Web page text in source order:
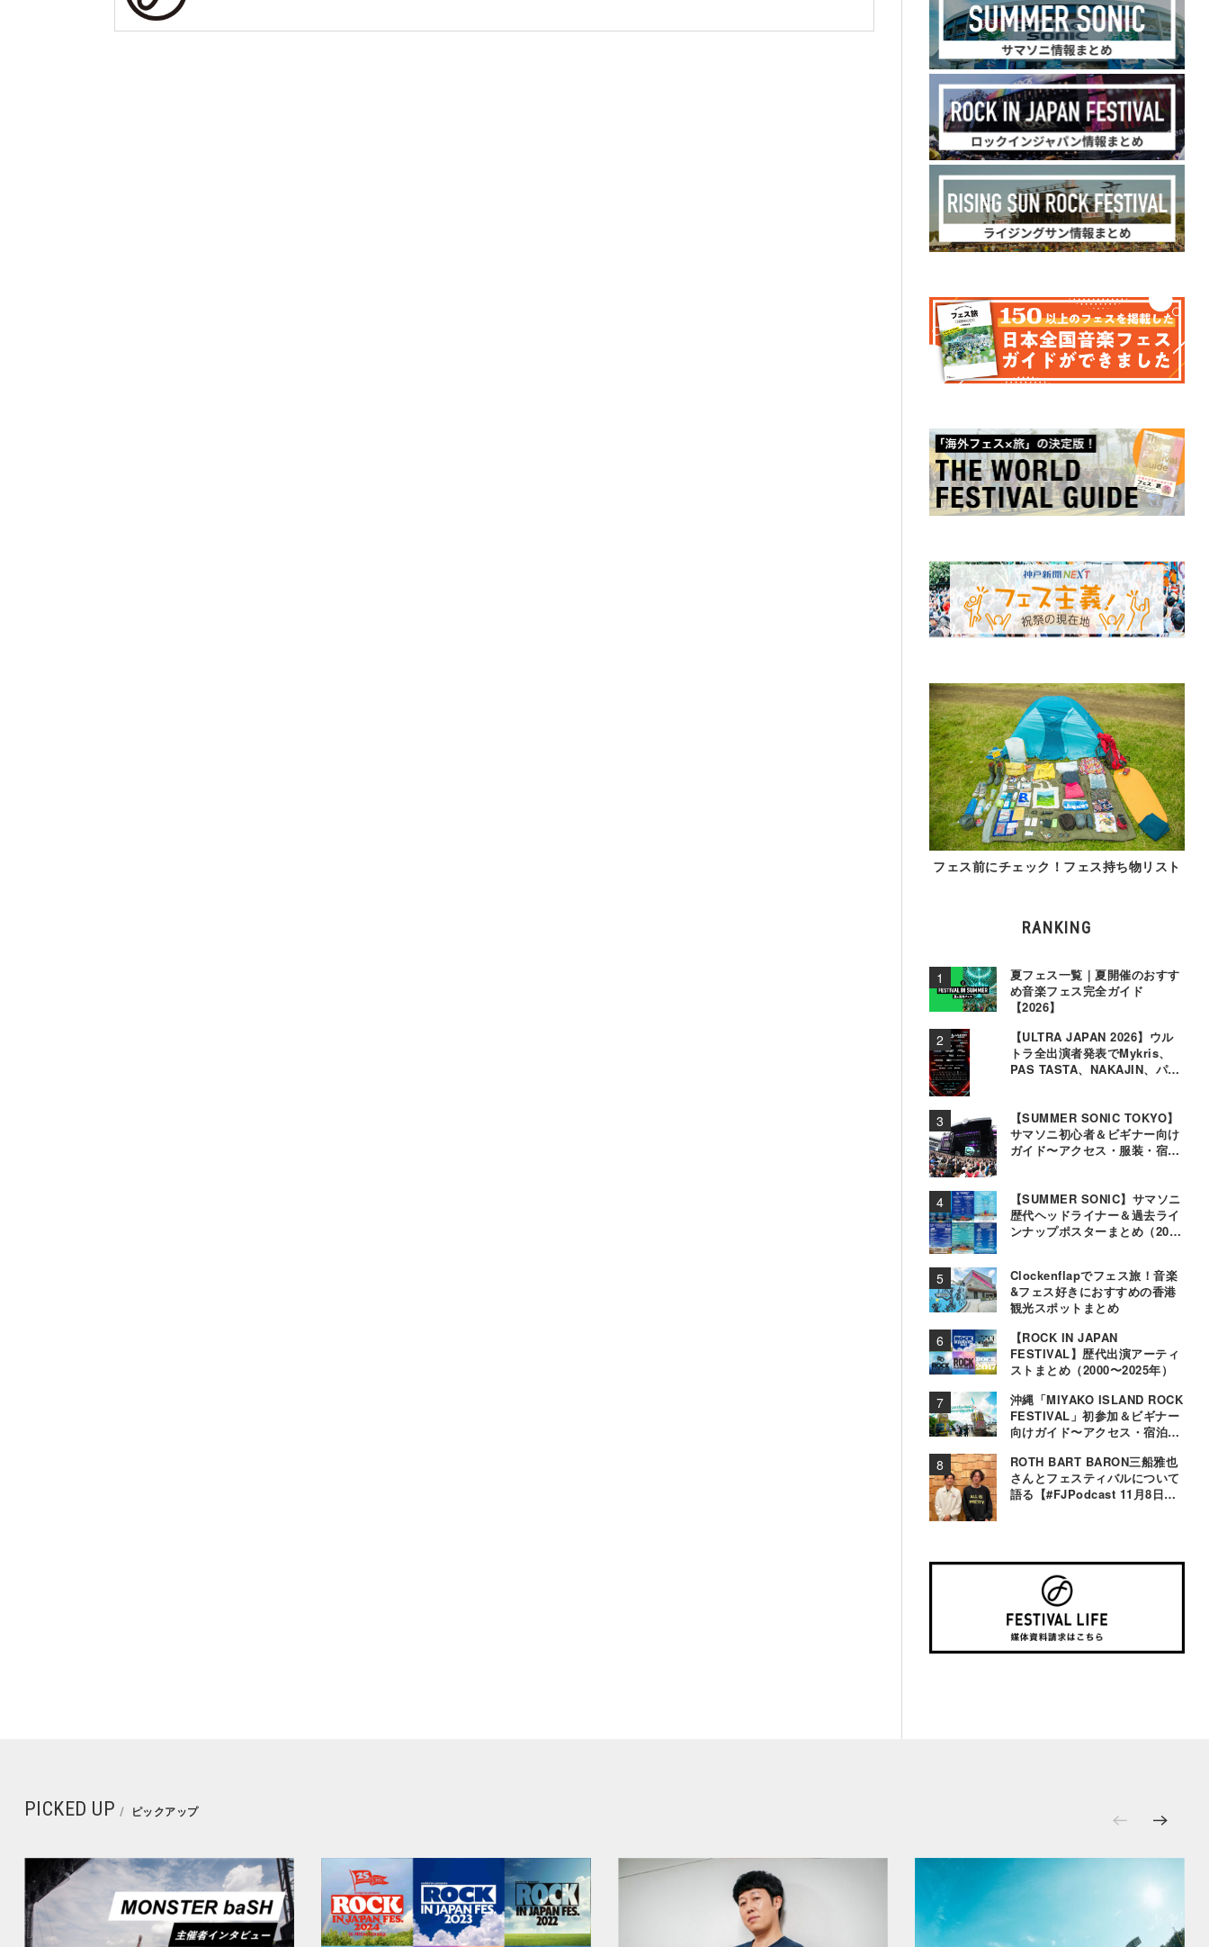
フェス前にチェック！フェス持ち物リスト
RANKING
夏フェス一覧｜夏開催のおすす
め音楽フェス完全ガイド
【2026】
【ULTRA JAPAN 2026】ウル
トラ全出演者発表でMykris、
PAS TASTA、NAKAJIN、パソ
【SUMMER SONIC TOKYO】
サマソニ初心者＆ビギナー向け
ガイド〜アクセス・服装・宿泊
【SUMMER SONIC】サマソニ
歴代ヘッドライナー＆過去ライ
ンナップポスターまとめ（2000
Clockenflapでフェス旅！音楽
&フェス好きにおすすめの香港
観光スポットまとめ
【ROCK IN JAPAN
FESTIVAL】歴代出演アーティ
ストまとめ（2000〜2025年）
沖縄「MIYAKO ISLAND ROCK
FESTIVAL」初参加＆ビギナー
向けガイド〜アクセス・宿泊・
ROTH BART BARON三船雅也
さんとフェスティバルについて
語る【#FJPodcast 11月8日配
PICKED UP ピックアップ